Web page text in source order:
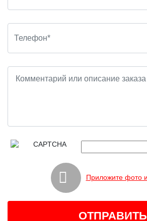
Приложите фото